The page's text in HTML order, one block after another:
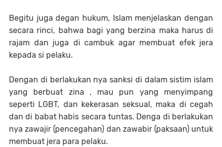
Begitu juga degan hukum, Islam menjelaskan dengan
secara rinci, bahwa bagi yang berzina maka harus di
rajam dan juga di cambuk agar membuat efek jera
kepada si pelaku.
Dengan di berlakukan nya sanksi di dalam sistim islam
yang berbuat zina , mau pun yang menyimpang
seperti LGBT, dan kekerasan seksual, maka di cegah
dan di babat habis secara tuntas. Denga di berlakukan
nya zawajir (pencegahan) dan zawabir (paksaan) untuk
membuat jera para pelaku.